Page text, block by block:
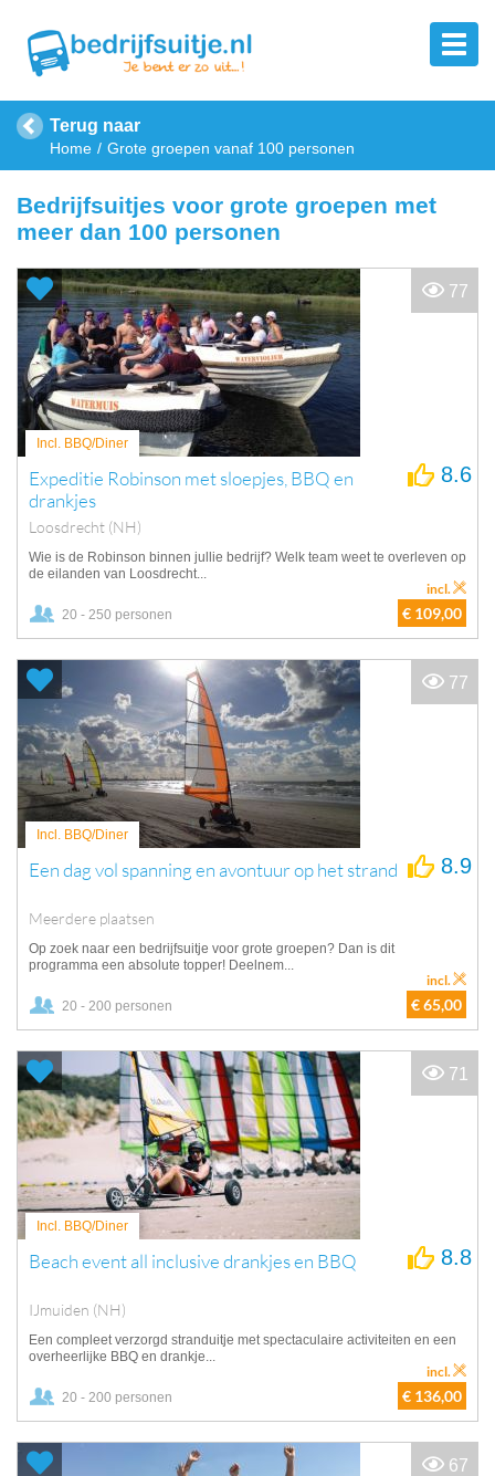
Terug naar
Home Grote groepen vanaf 100 personen
Bedrijfsuitjes voor grote groepen met
meer dan 100 personen
Incl. BBQ/Diner
Expeditie Robinson met sloepjes, BBQ en
drankjes
Loosdrecht (NH)
8.6
Wie is de Robinson binnen jullie bedrijf? Welk team weet te overleven op
de eilanden van Loosdrecht...
20 - 250 personen € 109,00
incl.
77
Incl. BBQ/Diner
Een dag vol spanning en avontuur op het strand
Meerdere plaatsen
8.9
Op zoek naar een bedrijfsuitje voor grote groepen? Dan is dit
programma een absolute topper! Deelnem...
20 - 200 personen € 65,00
incl.
77
Incl. BBQ/Diner
Beach event all inclusive drankjes en BBQ
IJmuiden (NH)
8.8
Een compleet verzorgd stranduitje met spectaculaire activiteiten en een
overheerlijke BBQ en drankje...
20 - 200 personen € 136,00
incl.
71
67